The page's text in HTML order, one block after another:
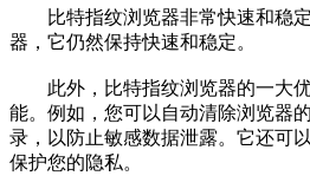
比特指纹浏览器非常快速和稳定
器，它仍然保持快速和稳定。
此外，比特指纹浏览器的一大优
能。例如，您可以自动清除浏览器
录，以防止敏感数据泄露。它还可
保护您的隐私。